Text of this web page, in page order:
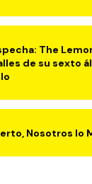
The
de su sexto
Nosotros lo